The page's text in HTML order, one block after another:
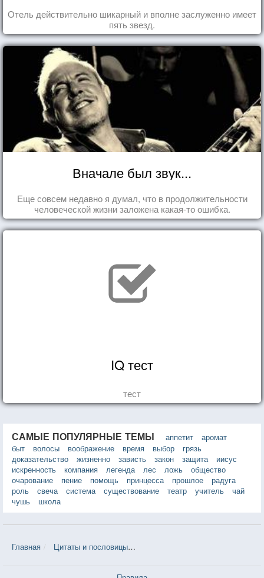
Отель действительно шикарный и вполне заслуженно имеет
пять звезд.
Вначале был звук...
Еще совсем недавно я думал, что в продолжительности
человеческой жизни заложена какая-то ошибка.
IQ тест
тест
САМЫЕ ПОПУЛЯРНЫЕ ТЕМЫ аппетит
аромат
быт
волосы воображение время выбор
грязь
доказательство
жизненно зависть закон защита
иисус
искренность
компания легенда лес ложь
общество
очарование
пение помощь принцесса прошлое
радуга
роль
свеча система существование театр учитель
чай
чушь
школа
Главная Цитаты и пословицы